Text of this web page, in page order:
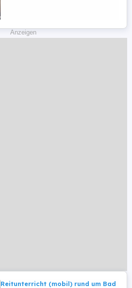
Anzeigen
Reitunterricht (mobil) rund um Bad